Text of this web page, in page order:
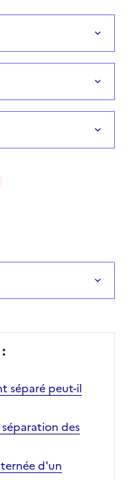
séparé peut-il
des
d'un